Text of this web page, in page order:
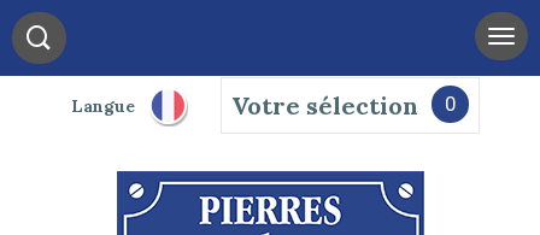
Langue Votre sélection 0